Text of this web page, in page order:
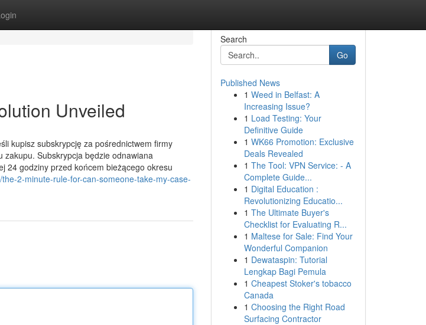
Unveiled
kupisz subskrypcję za pośrednictwem firmy
zakupu. Subskrypcja będzie odnawiana
24 godziny przed końcem bieżącego okresu
2-minute-rule-for-can-someone-take-my-case-
Search
Go
Published News
1 Weed in Belfast: A
Increasing Issue?
1 Load Testing: Your
Definitive Guide
1 WK66 Promotion: Exclusive
Deals Revealed
1 The Tool: VPN Service: - A
Complete Guide...
1 Digital Education :
Revolutionizing Educatio...
1 The Ultimate Buyer's
Checklist for Evaluating R...
1 Maltese for Sale: Find Your
Wonderful Companion
1 Dewataspin: Tutorial
Lengkap Bagi Pemula
1 Cheapest Stoker's tobacco
Canada
1 Choosing the Right Road
Surfacing Contractor